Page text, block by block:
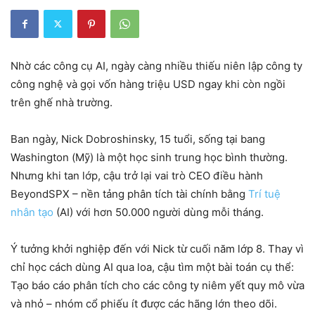
Nhờ các công cụ AI, ngày càng nhiều thiếu niên lập công ty
công nghệ và gọi vốn hàng triệu USD ngay khi còn ngồi
trên ghế nhà trường.
Ban ngày, Nick Dobroshinsky, 15 tuổi, sống tại bang
Washington (Mỹ) là một học sinh trung học bình thường.
Nhưng khi tan lớp, cậu trở lại vai trò CEO điều hành
BeyondSPX – nền tảng phân tích tài chính bằng Trí tuệ
nhân tạo (AI) với hơn 50.000 người dùng mỗi tháng.
Ý tưởng khởi nghiệp đến với Nick từ cuối năm lớp 8. Thay vì
chỉ học cách dùng AI qua loa, cậu tìm một bài toán cụ thể:
Tạo báo cáo phân tích cho các công ty niêm yết quy mô vừa
và nhỏ – nhóm cổ phiếu ít được các hãng lớn theo dõi.